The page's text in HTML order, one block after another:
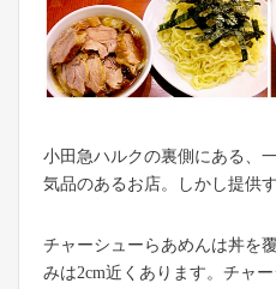
小田急ハルクの裏側にある、
気品のあるお店。しかし提供
チャーシューらあめんは丼を
みは2cm近くあります。チャ